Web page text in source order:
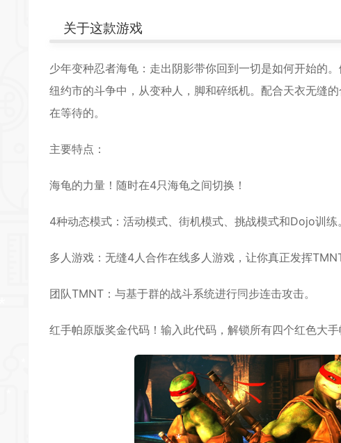
关于这款游戏
少年变种忍者海龟：走出阴影带你回到一切是如何开始的
纽约市的斗争中，从变种人，脚和碎纸机。配合天衣无缝
在等待的。
主要特点：
海龟的力量！随时在4只海龟之间切换！
4种动态模式：活动模式、街机模式、挑战模式和Dojo训练。
多人游戏：无缝4人合作在线多人游戏，让你真正发挥
团队TMNT：与基于群的战斗系统进行同步连击攻击。
红手帕原版奖金代码！输入此代码，解锁所有四个红色大
*
*